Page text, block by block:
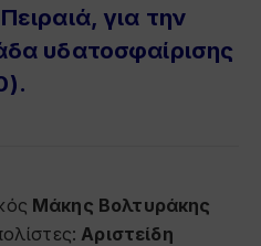
για την
υδατοσφαίρισης
Μάκης Βολτυράκης
Αριστείδη